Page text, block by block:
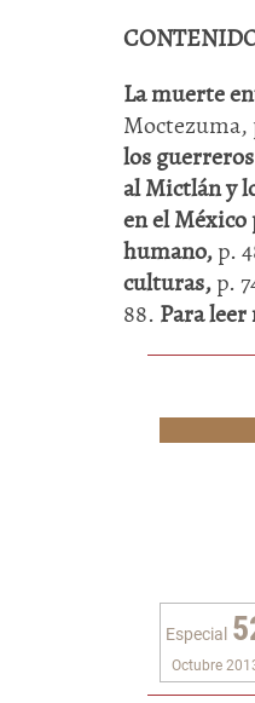
La muerte
Moctezuma,
los
al Mictlán y
en el
humano,p.
culturas,p.
88. Para
Especial
Octubre